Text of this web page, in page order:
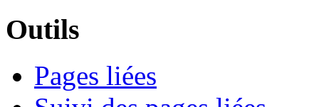
Outils
Pages liées